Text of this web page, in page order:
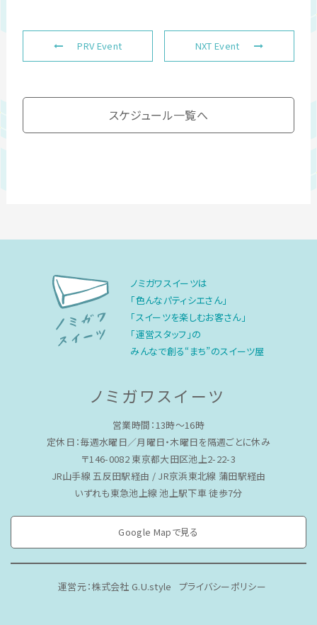
PRV Event NXT Event
スケジュール一覧へ
ノミガワスイーツは
「色んなパティシエさん」
「スイーツを楽しむお客さん」
「運営スタッフ」の
みんなで創る“まち”のスイーツ屋
ノミガワスイーツ
営業時間：13時〜16時
定休日：毎週水曜日／月曜日・木曜日を隔週ごとに休み
〒146-0082 東京都大田区池上2-22-3
JR山手線 五反田駅経由 / JR京浜東北線 蒲田駅経由
いずれも東急池上線 池上駅下車 徒歩7分
Google Mapで見る
運営元：株式会社 G.U.style プライバシーポリシー